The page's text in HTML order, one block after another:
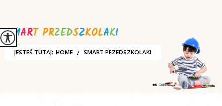
SMART PRZEDSZKOLAKI
JESTEŚ TUTAJ: HOME SMART PRZEDSZKOLAKI